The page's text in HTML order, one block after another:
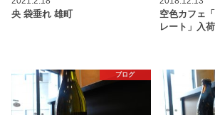
央 袋垂れ 雄町
空色カフェ
レート」入
ブログ